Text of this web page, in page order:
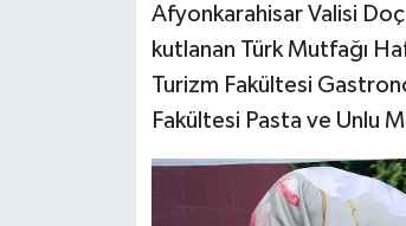
Afyonkarahisar Valisi
kutlanan Türk Mutfağı
Turizm Fakültesi
Fakültesi Pasta ve Unlu